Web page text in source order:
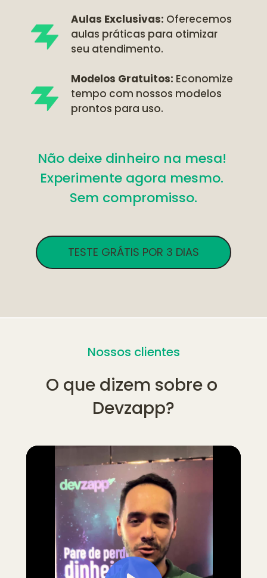
Aulas Exclusivas: Oferecemos
aulas práticas para otimizar
seu atendimento.
Modelos Gratuitos: Economize
tempo com nossos modelos
prontos para uso.
Não deixe dinheiro na mesa!
Experimente agora mesmo.
Sem compromisso.
TESTE GRÁTIS POR 3 DIAS
Nossos clientes
O que dizem sobre o
Devzapp?